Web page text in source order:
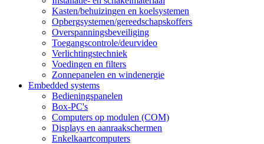
Kasten/behuizingen en koelsystemen
Opbergsystemen/gereedschapskoffers
Overspanningsbeveiliging
Toegangscontrole/deurvideo
Verlichtingstechniek
Voedingen en filters
Zonnepanelen en windenergie
Embedded systems
Bedieningspanelen
Box-PC's
Computers op modulen (COM)
Displays en aanraakschermen
Enkelkaartcomputers